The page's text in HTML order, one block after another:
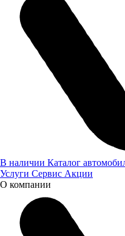
В наличии Каталог
Услуги Сервис Акции
О компании
ВЫСТАВКА "АКТИВНЫЙ
В НИЖНЕМ НОВГОРОДЕ
С 11 по 14 апреля 2024
участие в
ярмарке "Активный отдых.